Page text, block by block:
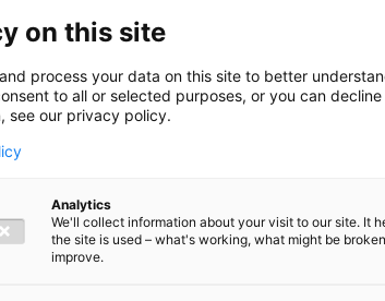
VGZ.
(cum laude);
/ Grotius;
on this site
process your data on this site to better
to all or selected purposes, or you can decline
see our privacy policy.
Analytics
We'll collect information about your visit to our site. It
the site is used – what's working, what might be
improve.